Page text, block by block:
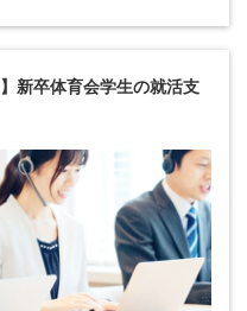
新卒体育会学生の就活支